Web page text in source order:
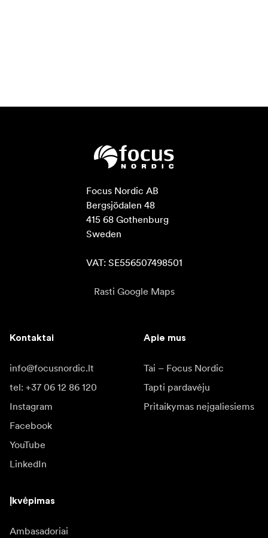
Focus Nordic AB
Bergsjödalen 48
415 68 Gothenburg
Sweden
VAT: SE556507498501
Rasti Google Maps
Kontaktai
info@focusnordic.lt
tel: +37 06 12 86 120
Instagram
Facebook
YouTube
LinkedIn
Apie mus
Tai – Focus Nordic
Tapti pardavėju
Pritaikymas neįgaliesiems
Įkvėpimas
Ambasadoriai